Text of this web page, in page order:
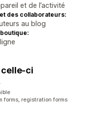
et de l’activité
des collaborateurs:
au blog
celle-ci
forms, registration forms